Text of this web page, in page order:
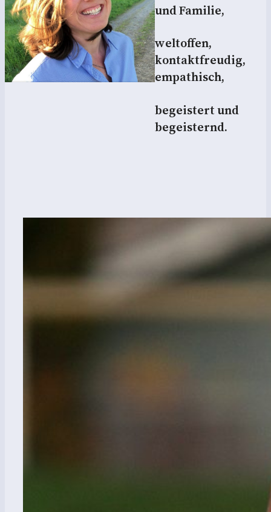
und Familie,
weltoffen,
kontaktfreudig,
empathisch,
begeistert und
begeisternd.